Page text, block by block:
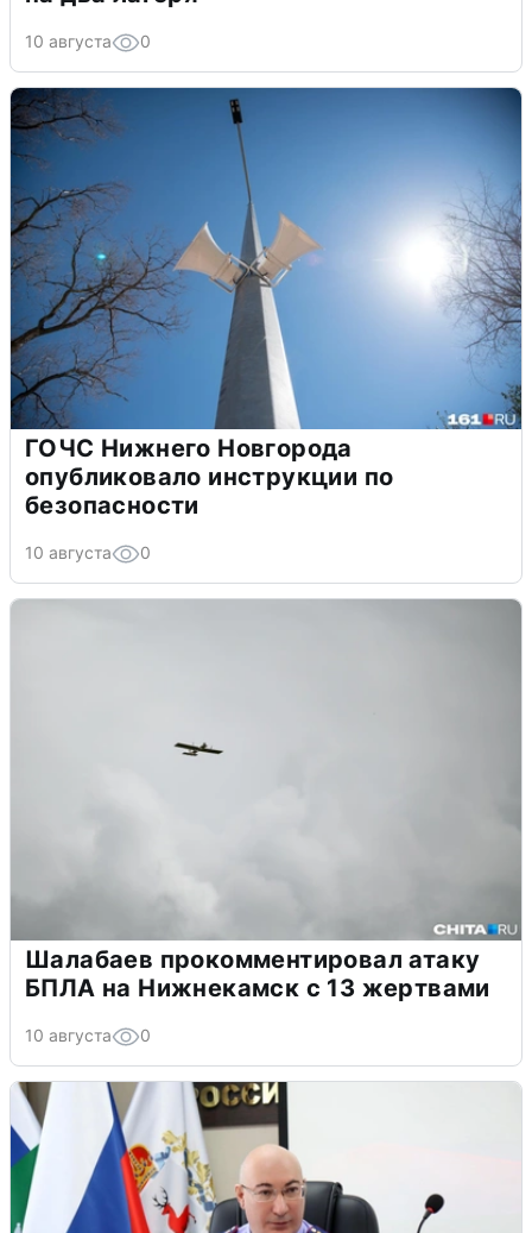
10 августа 0
ГОЧС Нижнего Новгорода
опубликовало инструкции по
безопасности
10 августа 0
Шалабаев прокомментировал атаку
БПЛА на Нижнекамск с 13 жертвами
10 августа 0